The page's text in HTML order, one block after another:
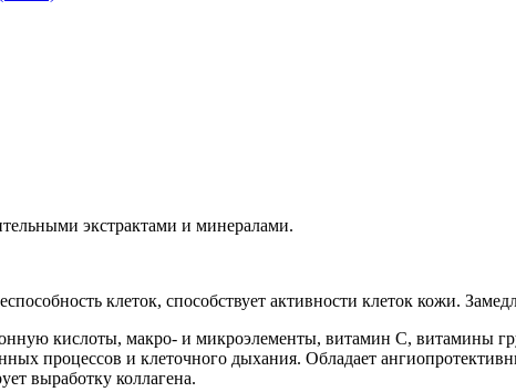
экстрактами и минералами.
клеток, способствует активности клеток кожи.
кислоты, макро- и микроэлементы, витамин С, витамины
процессов и клеточного дыхания. Обладает
выработку коллагена.